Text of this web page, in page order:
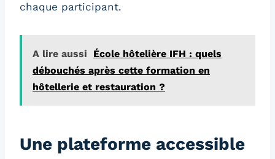
chaque participant.
A lire aussi
École hôtelière IFH : quels
débouchés après cette formation en
hôtellerie et restauration ?
Une plateforme accessible